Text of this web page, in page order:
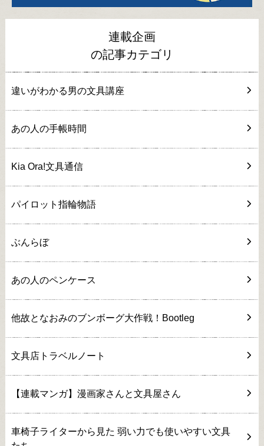
連載企画
の記事カテゴリ
違いがわかる男の文具講座
あの人の手帳時間
Kia Ora!文具通信
パイロット指輪物語
ぶんらぼ
あの人のペンケース
他故となおみのブンボーグ大作戦！Bootleg
文具店トラベルノート
【連載マンガ】漫画家さんと文具屋さん
車椅子ライターから見た 弱い力でも使いやすい文具